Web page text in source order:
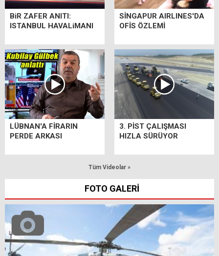
BiR ZAFER ANITI:
ISTANBUL HAVALiMANI
SİNGAPUR AIRLINES'DA
OFİS ÖZLEMİ
LÜBNAN'A FİRARIN
PERDE ARKASI
3. PİST ÇALIŞMASI
HIZLA SÜRÜYOR
Tüm Videolar »
FOTO GALERİ